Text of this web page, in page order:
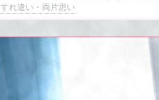
すれ違い・両片思い